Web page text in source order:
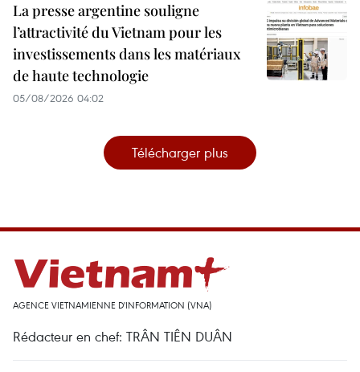
La presse argentine souligne
l’attractivité du Vietnam pour les
investissements dans les matériaux
de haute technologie
05/08/2026 04:02
Télécharger plus
AGENCE VIETNAMIENNE D'INFORMATION (VNA)
Rédacteur en chef: TRÂN TIÊN DUÂN